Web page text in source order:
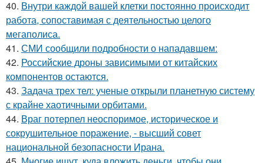
40. Внутри каждой вашей клетки постоянно происходит
работа, сопоставимая с деятельностью целого
мегаполиса.
41. СМИ сообщили подробности о нападавшем:
42. Российские дроны зависимыми от китайских
компонентов остаются.
43. Задача трех тел: ученые открыли планетную систему
с крайне хаотичными орбитами.
44. Враг потерпел неоспоримое, историческое и
сокрушительное поражение, - высший совет
национальной безопасности Ирана.